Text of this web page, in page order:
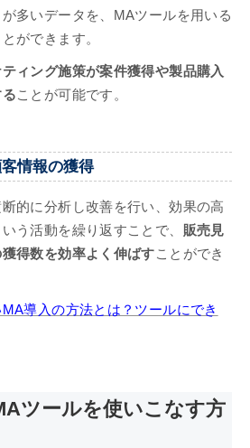
多いデータを、MAツールを用いる
ができます。
ィング施策が案件獲得や製品購入
ことが可能です。
情報の獲得
的に分析し改善を行い、効果の高
う活動を繰り返すことで、
販売見
得数を効率よく伸ばすことができ
導入の方法とは？ツールにでき
ツールを使いこなす方